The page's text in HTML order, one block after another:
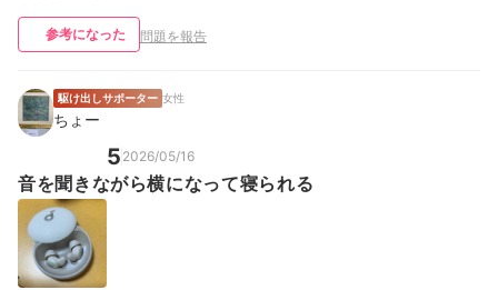
参考になった 問題を報告
駆け出しサポーター 女性
ちょー
5 2026/05/16
音を聞きながら横になって寝られる